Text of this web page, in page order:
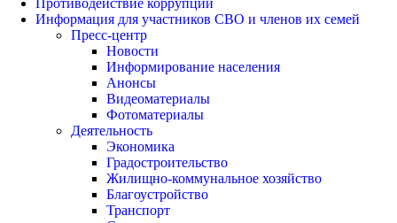
Информация для участников СВО и членов их семей
Пресс-центр
Новости
Информирование населения
Анонсы
Видеоматериалы
Фотоматериалы
Деятельность
Экономика
Градостроительство
Жилищно-коммунальное хозяйство
Благоустройство
Транспорт